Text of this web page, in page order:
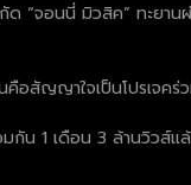
“จอนนี่ มิวสิค” ทะยา
สัญญาใจเป็นโปรเจค
กัน 1 เดือน 3 ล้านวิว